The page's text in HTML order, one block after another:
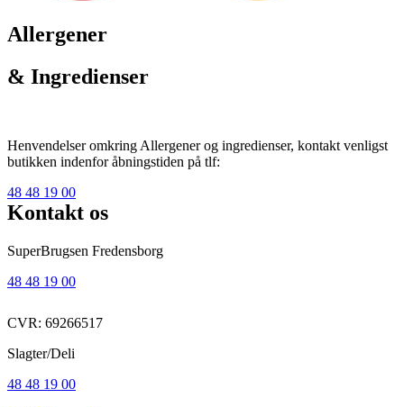
Allergener
& Ingredienser
Henvendelser omkring Allergener og ingredienser, kontakt venligst
butikken indenfor åbningstiden på tlf:
48 48 19 00
Kontakt os
SuperBrugsen Fredensborg
48 48 19 00
CVR: 69266517
Slagter/Deli
48 48 19 00